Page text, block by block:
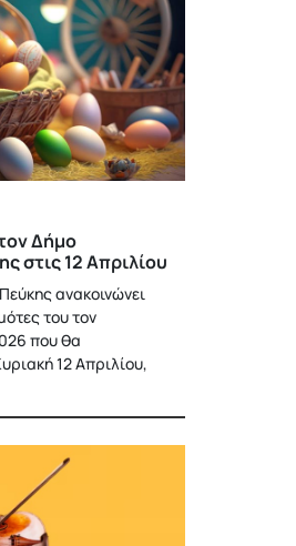
Δήμο
στις 12 Απριλίου
ανακοινώνει
του τον
που θα
12 Απριλίου,